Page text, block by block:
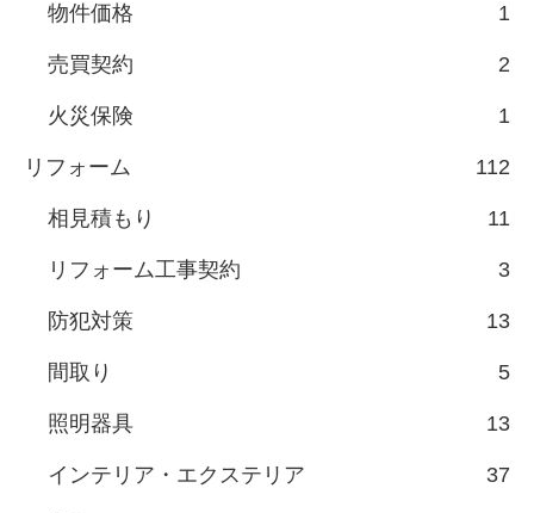
物件価格 1
売買契約 2
火災保険 1
リフォーム 112
相見積もり 11
リフォーム工事契約 3
防犯対策 13
間取り 5
照明器具 13
インテリア・エクステリア 37